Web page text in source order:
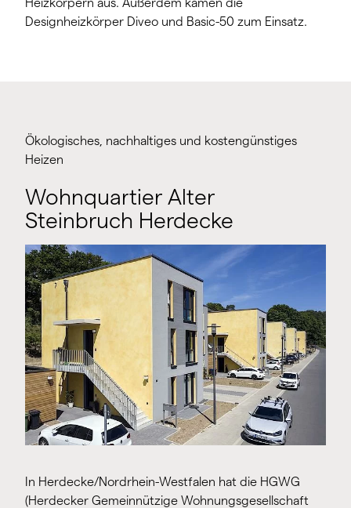
Designheizkörper Diveo und Basic-50 zum Einsatz.
Ökologisches, nachhaltiges und kostengünstiges
Heizen
Wohnquartier Alter
Steinbruch Herdecke
In Herdecke/Nordrhein-Westfalen hat die HGWG
(Herdecker Gemeinnützige Wohnungsgesellschaft